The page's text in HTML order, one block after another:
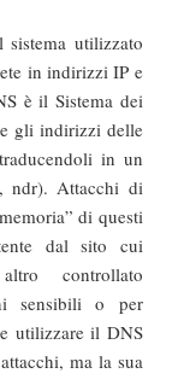
utilizzato
in indirizzi IP e
è il Sistema dei
gli indirizzi delle
in un
ndr). Attacchi di
di questi
dal sito cui
controllato
sensibili o per
utilizzare il DNS
ma la sua